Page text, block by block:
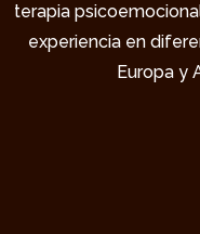
terapia
experiencia en
Europa y